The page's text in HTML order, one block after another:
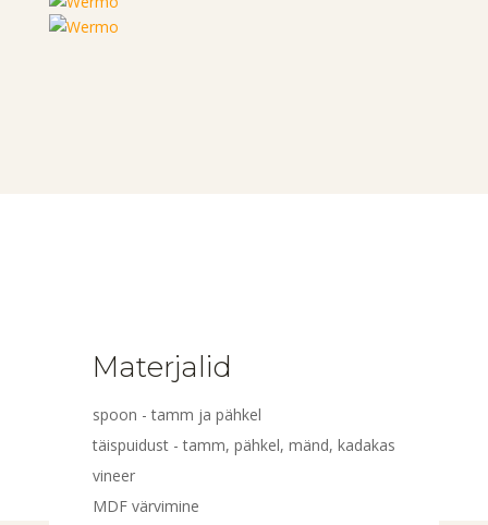
Materjalid
spoon - tamm ja pähkel
täispuidust - tamm, pähkel, mänd, kadakas
vineer
MDF värvimine